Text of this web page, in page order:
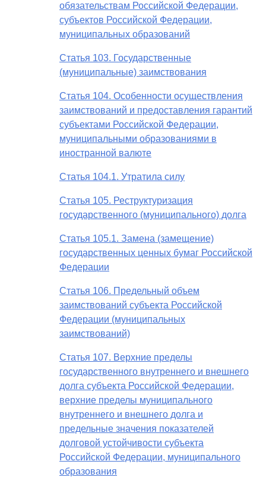
обязательствам Российской Федерации,
субъектов Российской Федерации,
муниципальных образований
Статья 103. Государственные
(муниципальные) заимствования
Статья 104. Особенности осуществления
заимствований и предоставления гарантий
субъектами Российской Федерации,
муниципальными образованиями в
иностранной валюте
Статья 104.1. Утратила силу
Статья 105. Реструктуризация
государственного (муниципального) долга
Статья 105.1. Замена (замещение)
государственных ценных бумаг Российской
Федерации
Статья 106. Предельный объем
заимствований субъекта Российской
Федерации (муниципальных
заимствований)
Статья 107. Верхние пределы
государственного внутреннего и внешнего
долга субъекта Российской Федерации,
верхние пределы муниципального
внутреннего и внешнего долга и
предельные значения показателей
долговой устойчивости субъекта
Российской Федерации, муниципального
образования